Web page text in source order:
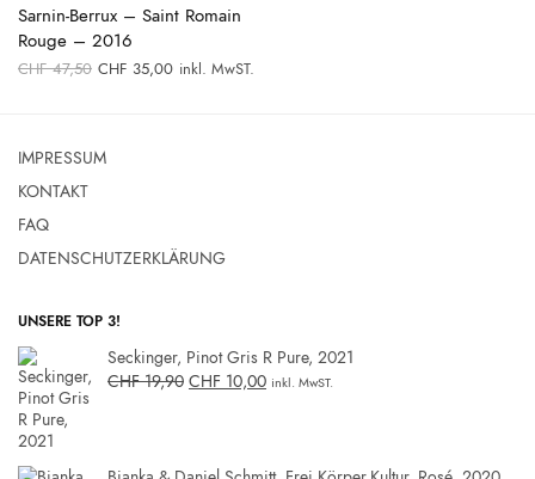
Sarnin-Berrux – Saint Romain
Rouge – 2016
CHF47,50 Ursprünglicher
Preis war:
CHF 35,00Aktueller
inkl. MwST.
IMPRESSUM
KONTAKT
FAQ
DATENSCHUTZERKLÄRUNG
UNSERE TOP 3!
Seckinger, Pinot Gris R Pure, 2021
CHF19,90 CHF 10,00 inkl. MwST.